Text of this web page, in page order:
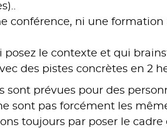
conférence, ni une
posez le contexte et qui
des pistes concrètes en 2
sont prévues pour des
sont pas forcément les
toujours par poser le